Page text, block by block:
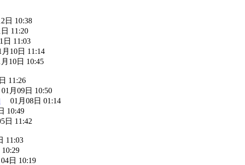
日 10:38
11:20
日 11:03
月10日 11:14
10日 10:45
11:26
01月09日 10:50
01月08日 01:14
10:49
日 11:42
11:03
日 10:19